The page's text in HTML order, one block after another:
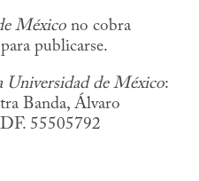
México no cobra
publicarse.
Universidad de México:
Banda, Álvaro
55505792